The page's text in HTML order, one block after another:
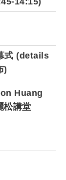
式 (details
)
Huang
松講堂